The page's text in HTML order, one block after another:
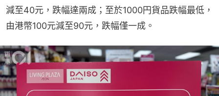
減至40元，跌幅達兩成；至於1000円貨品跌幅最低，
由港幣100元減至90元，跌幅僅一成。